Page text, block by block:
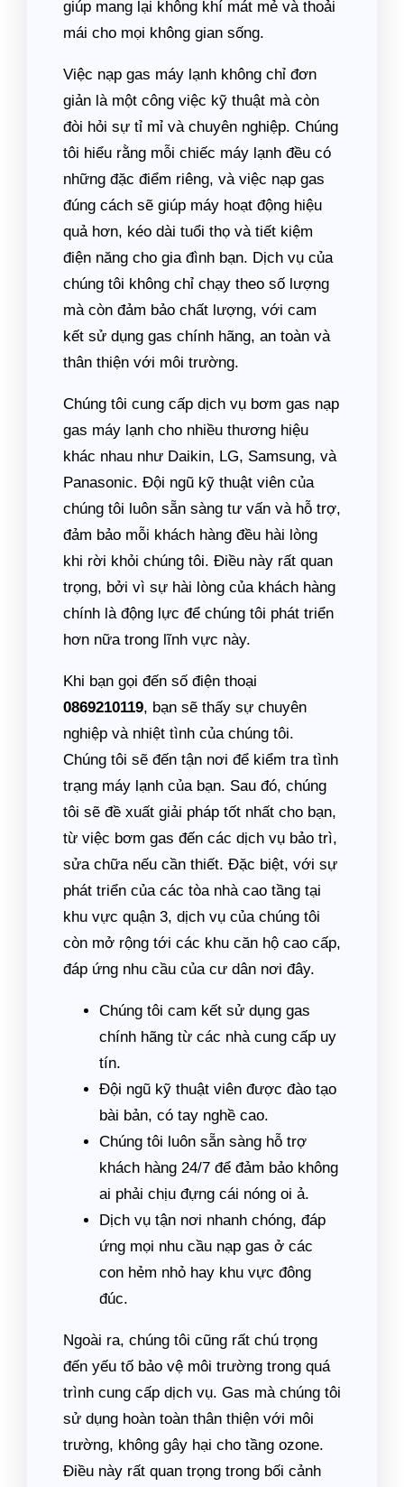
giúp mang lại không khí mát mẻ và thoải
mái cho mọi không gian sống.
Việc nạp gas máy lạnh không chỉ đơn
giản là một công việc kỹ thuật mà còn
đòi hỏi sự tỉ mỉ và chuyên nghiệp. Chúng
tôi hiểu rằng mỗi chiếc máy lạnh đều có
những đặc điểm riêng, và việc nạp gas
đúng cách sẽ giúp máy hoạt động hiệu
quả hơn, kéo dài tuổi thọ và tiết kiệm
điện năng cho gia đình bạn. Dịch vụ của
chúng tôi không chỉ chạy theo số lượng
mà còn đảm bảo chất lượng, với cam
kết sử dụng gas chính hãng, an toàn và
thân thiện với môi trường.
Chúng tôi cung cấp dịch vụ bơm gas nạp
gas máy lạnh cho nhiều thương hiệu
khác nhau như Daikin, LG, Samsung, và
Panasonic. Đội ngũ kỹ thuật viên của
chúng tôi luôn sẵn sàng tư vấn và hỗ trợ,
đảm bảo mỗi khách hàng đều hài lòng
khi rời khỏi chúng tôi. Điều này rất quan
trọng, bởi vì sự hài lòng của khách hàng
chính là động lực để chúng tôi phát triển
hơn nữa trong lĩnh vực này.
Khi bạn gọi đến số điện thoại
0869210119, bạn sẽ thấy sự chuyên
nghiệp và nhiệt tình của chúng tôi.
Chúng tôi sẽ đến tận nơi để kiểm tra tình
trạng máy lạnh của bạn. Sau đó, chúng
tôi sẽ đề xuất giải pháp tốt nhất cho bạn,
từ việc bơm gas đến các dịch vụ bảo trì,
sửa chữa nếu cần thiết. Đặc biệt, với sự
phát triển của các tòa nhà cao tầng tại
khu vực quận 3, dịch vụ của chúng tôi
còn mở rộng tới các khu căn hộ cao cấp,
đáp ứng nhu cầu của cư dân nơi đây.
Chúng tôi cam kết sử dụng gas
chính hãng từ các nhà cung cấp uy
tín.
Đội ngũ kỹ thuật viên được đào tạo
bài bản, có tay nghề cao.
Chúng tôi luôn sẵn sàng hỗ trợ
khách hàng 24/7 để đảm bảo không
ai phải chịu đựng cái nóng oi ả.
Dịch vụ tận nơi nhanh chóng, đáp
ứng mọi nhu cầu nạp gas ở các
con hẻm nhỏ hay khu vực đông
đúc.
Ngoài ra, chúng tôi cũng rất chú trọng
đến yếu tố bảo vệ môi trường trong quá
trình cung cấp dịch vụ. Gas mà chúng tôi
sử dụng hoàn toàn thân thiện với môi
trường, không gây hại cho tầng ozone.
Điều này rất quan trọng trong bối cảnh